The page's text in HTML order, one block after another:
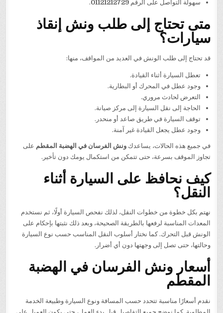
سهولة التواصل على الرقم01121212729
.
متى تحتاج إلى طلب ونش إنقاذ
سيارات؟
قد تحتاج إلى طلب الونش في العديد من المواقف، منها:
تعطل السيارة أثناء القيادة.
وجود عطل في المحرك أو البطارية.
التعرض لحادث مروري.
الحاجة إلى نقل السيارة إلى مركز صيانة.
توقف السيارة في طريق صاعد أو منحدر.
وجود عطل يجعل القيادة غير آمنة.
في جميع هذه الحالات، يساعدكونش الفرسان في الهضبة المقطم على
تجاوز الموقف بسرعة، حتى تتمكن من استكمال يومك دون تأخير.
كيف نحافظ على السيارة أثناء
النقل؟
نهتم بكل خطوة من خطوات النقل، لذلك نفحص السيارة أولًا، ثم نستخدم
المعدات المناسبة لرفعها بالطريقة الصحيحة، وبعد ذلك نثبتها بإحكام على
الونش قبل التحرك. كما نختار أسلوب النقل المناسب حسب نوع السيارة
وحالتها، حتى تصل إلى وجهتها دون أي أضرار.
أسعار ونش الفرسان في الهضبة
المقطم
نقدم أسعارًا مناسبة تتحدد حسب المسافة ونوع السيارة وطبيعة الخدمة